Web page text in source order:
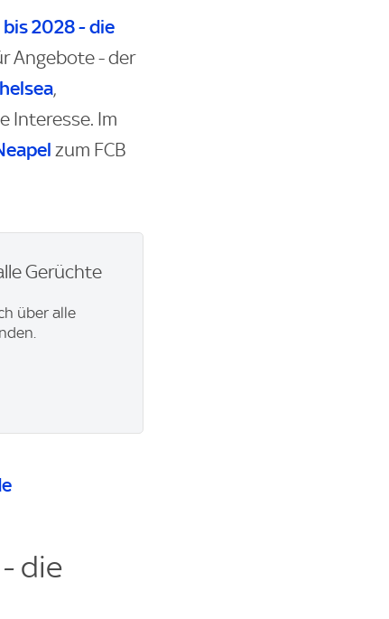
2028 - die
Angebote - der
,
Interesse. Im
zum FCB
Gerüchte
über alle
die